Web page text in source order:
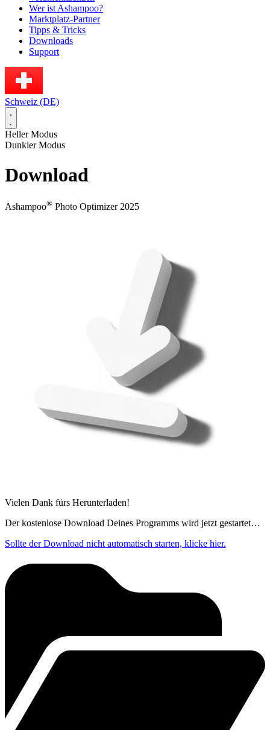
Wer ist Ashampoo?
Marktplatz-Partner
Tipps & Tricks
Downloads
Support
Schweiz (DE)
Heller Modus
Dunkler Modus
Download
Ashampoo® Photo Optimizer 2025
Vielen Dank fürs Herunterladen!
Der kostenlose Download Deines Programms wird jetzt gestartet…
Sollte der Download nicht automatisch starten, klicke hier.